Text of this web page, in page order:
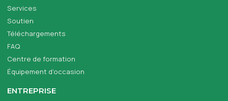
Services
Soutien
Téléchargements
FAQ
Centre de formation
Équipement d'occasion
ENTREPRISE